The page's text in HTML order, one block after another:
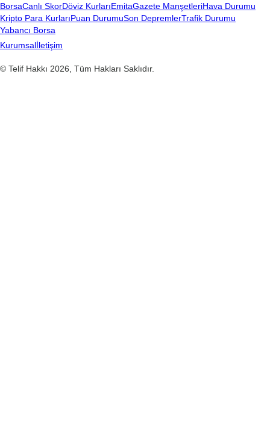
BorsaCanlı SkorDöviz KurlarıEmitaGazete ManşetleriHava Durumu
Kripto Para KurlarıPuan DurumuSon DepremlerTrafik Durumu
Yabancı Borsa
Kurumsalİletişim
© Telif Hakkı 2026, Tüm Hakları Saklıdır.